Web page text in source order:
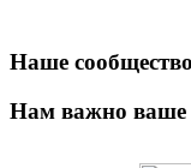
Наше сообщество
Нам важно ваше